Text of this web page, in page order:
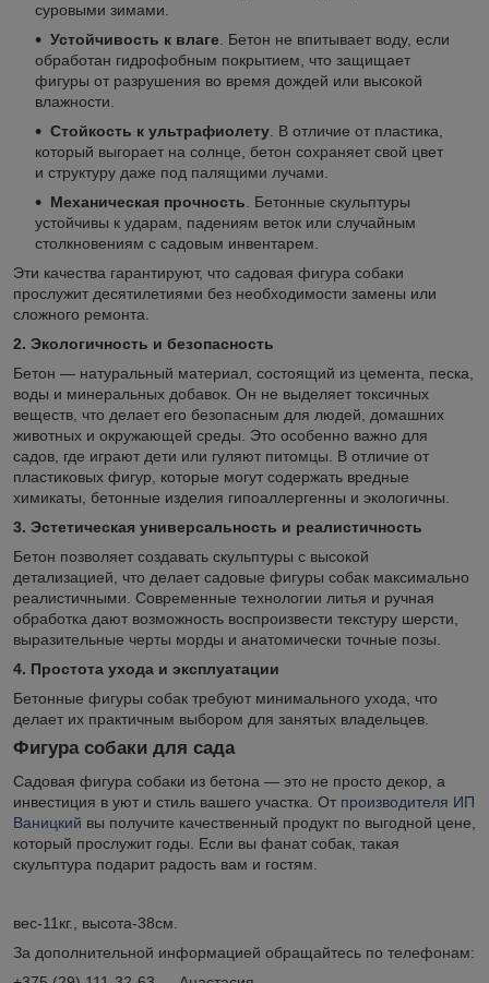
суровыми зимами.
Устойчивость к влаге . Бетон не впитывает воду, если
обработан гидрофобным покрытием, что защищает
фигуры от разрушения во время дождей или высокой
влажности.
Стойкость к ультрафиолету . В отличие от пластика,
который выгорает на солнце, бетон сохраняет свой цвет
и структуру даже под палящими лучами.
Механическая прочность . Бетонные скульптуры
устойчивы к ударам, падениям веток или случайным
столкновениям с садовым инвентарем.
Эти качества гарантируют, что садовая фигура собаки
прослужит десятилетиями без необходимости замены или
сложного ремонта.
2. Экологичность и безопасность
Бетон — натуральный материал, состоящий из цемента, песка,
воды и минеральных добавок. Он не выделяет токсичных
веществ, что делает его безопасным для людей, домашних
животных и окружающей среды. Это особенно важно для
садов, где играют дети или гуляют питомцы. В отличие от
пластиковых фигур, которые могут содержать вредные
химикаты, бетонные изделия гипоаллергенны и экологичны.
3. Эстетическая универсальность и реалистичность
Бетон позволяет создавать скульптуры с высокой
детализацией, что делает садовые фигуры собак максимально
реалистичными. Современные технологии литья и ручная
обработка дают возможность воспроизвести текстуру шерсти,
выразительные черты морды и анатомически точные позы.
4. Простота ухода и эксплуатации
Бетонные фигуры собак требуют минимального ухода, что
делает их практичным выбором для занятых владельцев.
Фигура собаки для сада
Садовая фигура собаки из бетона — это не просто декор, а
инвестиция в уют и стиль вашего участка. От производителя ИП
Ваницкий вы получите качественный продукт по выгодной цене,
который прослужит годы. Если вы фанат собак, такая
скульптура подарит радость вам и гостям.
вес-11кг., высота-38см.
За дополнительной информацией обращайтесь по телефонам: